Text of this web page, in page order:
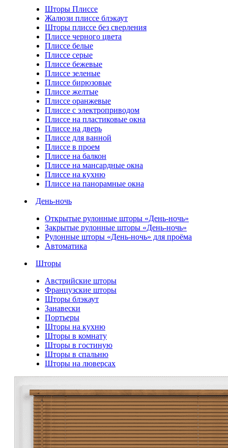
Шторы Плиссе
Жалюзи плиссе блэкаут
Шторы плиссе без сверления
Плиссе черного цвета
Плиссе белые
Плиссе серые
Плиссе бежевые
Плиссе зеленые
Плиссе бирюзовые
Плиссе желтые
Плиссе оранжевые
Плиссе с электроприводом
Плиссе на пластиковые окна
Плиссе на дверь
Плиссе для ванной
Плиссе в проем
Плиссе на балкон
Плиссе на мансардные окна
Плиссе на кухню
Плиссе на панорамные окна
День-ночь
Открытые рулонные шторы «День-ночь»
Закрытые рулонные шторы «День-ночь»
Рулонные шторы «День-ночь» для проёма
Автоматика
Шторы
Австрийские шторы
Французские шторы
Шторы блэкаут
Занавески
Портьеры
Шторы на кухню
Шторы в комнату
Шторы в гостиную
Шторы в спальню
Шторы на люверсах